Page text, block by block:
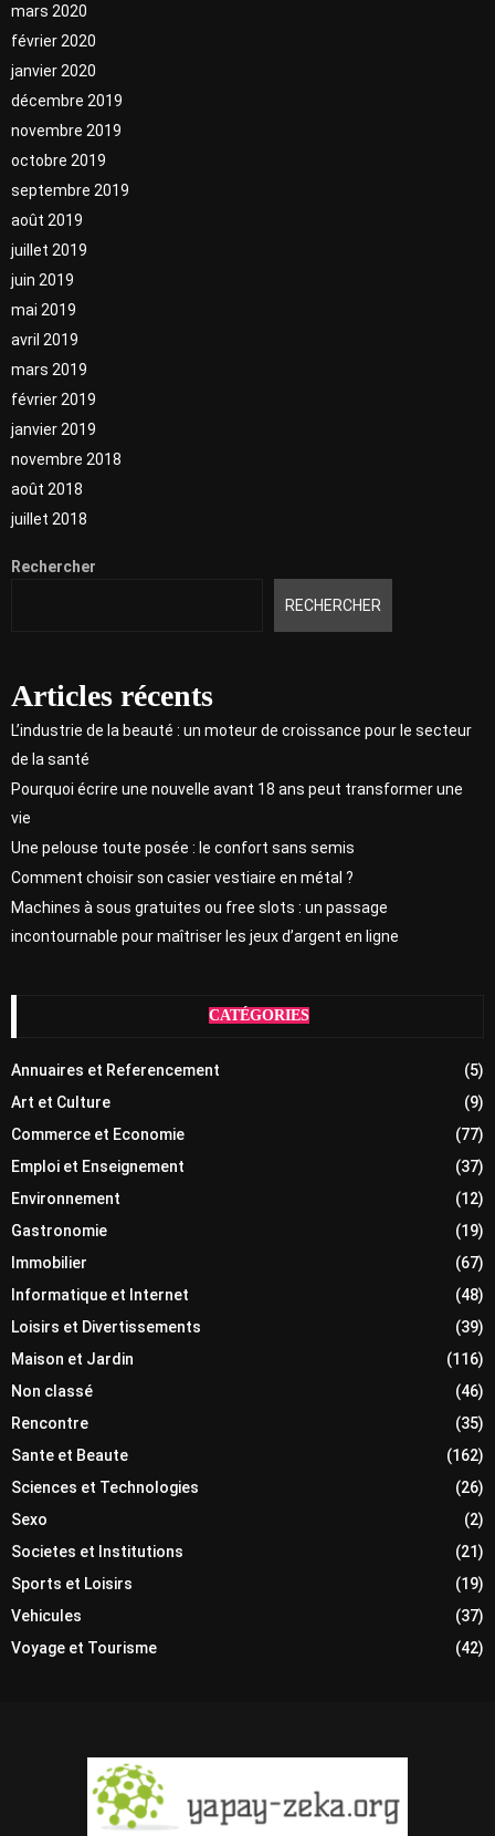
mars 2020
février 2020
janvier 2020
décembre 2019
novembre 2019
octobre 2019
septembre 2019
août 2019
juillet 2019
juin 2019
mai 2019
avril 2019
mars 2019
février 2019
janvier 2019
novembre 2018
août 2018
juillet 2018
Rechercher
RECHERCHER
Articles récents
L’industrie de la beauté : un moteur de croissance pour le secteur
de la santé
Pourquoi écrire une nouvelle avant 18 ans peut transformer une
vie
Une pelouse toute posée : le confort sans semis
Comment choisir son casier vestiaire en métal ?
Machines à sous gratuites ou free slots : un passage
incontournable pour maîtriser les jeux d’argent en ligne
CATÉGORIES
Annuaires et Referencement
(5)
Art et Culture
(9)
Commerce et Economie
(77)
Emploi et Enseignement
(37)
Environnement
(12)
Gastronomie
(19)
Immobilier
(67)
Informatique et Internet
(48)
Loisirs et Divertissements
(39)
Maison et Jardin
(116)
Non classé
(46)
Rencontre
(35)
Sante et Beaute
(162)
Sciences et Technologies
(26)
Sexo
(2)
Societes et Institutions
(21)
Sports et Loisirs
(19)
Vehicules
(37)
Voyage et Tourisme
(42)